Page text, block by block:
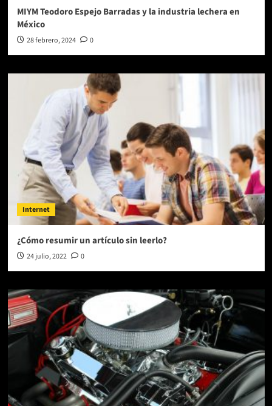
MIYM Teodoro Espejo Barradas y la industria lechera en
México
28 febrero, 2024 0
Internet
¿Cómo resumir un artículo sin leerlo?
24 julio, 2022 0